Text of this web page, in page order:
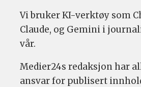
Vi bruker KI-verktøy som
Claude, og Gemini i
vår.
Medier24s redaksjon har
ansvar for publisert